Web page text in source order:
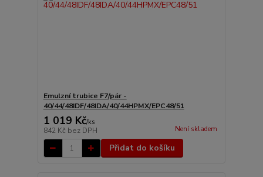
Emulzní trubice F7/pár -
40/44/48IDF/48IDA/40/44HPMX/EPC48/51
1 019 Kč/ks
842 Kč bez DPH Není skladem
Přidat do košíku